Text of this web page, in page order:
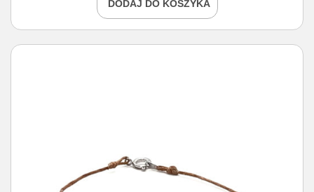
DODAJ DO KOSZYKA